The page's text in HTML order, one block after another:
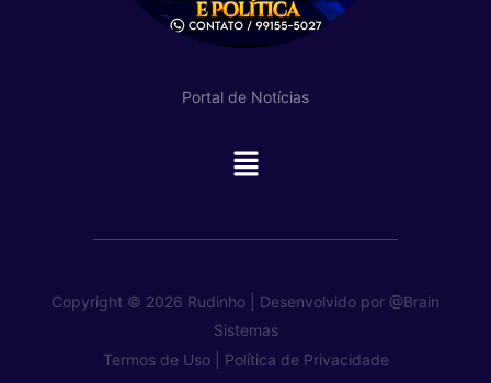
Portal de Notícias
Main
Copyright © 2026 Rudinho | Desenvolvido por @Brain
Sistemas
Termos de Uso |
Política de Privacidade